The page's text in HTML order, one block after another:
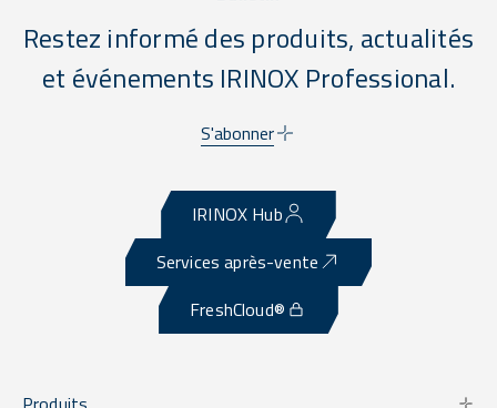
Restez informé des produits, actualités
et événements IRINOX Professional.
S'abonner
IRINOX Hub
Services après-vente
FreshCloud®